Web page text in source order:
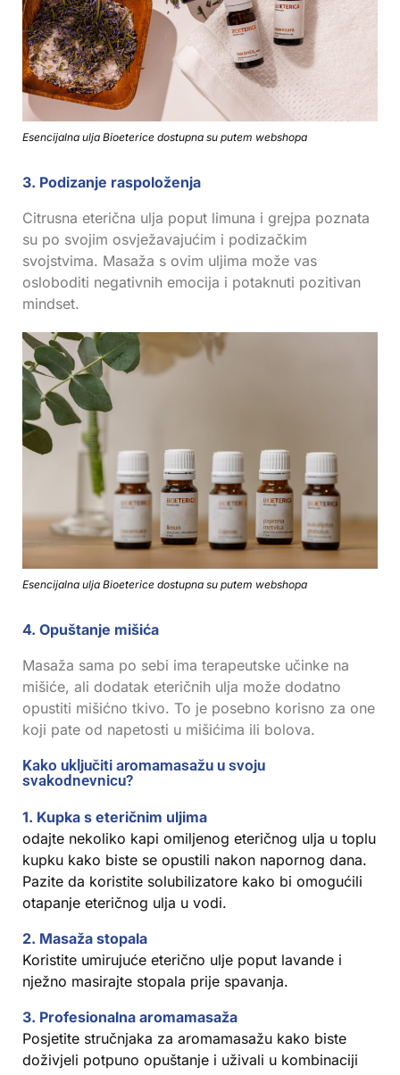
Esencijalna ulja Bioeterice dostupna su putem webshopa
3. Podizanje raspoloženja
Citrusna eterična ulja poput limuna i grejpa poznata
su po svojim osvježavajućim i podizačkim
svojstvima. Masaža s ovim uljima može vas
osloboditi negativnih emocija i potaknuti pozitivan
mindset.
Esencijalna ulja Bioeterice dostupna su putem webshopa
4. Opuštanje mišića
Masaža sama po sebi ima terapeutske učinke na
mišiće, ali dodatak eteričnih ulja može dodatno
opustiti mišićno tkivo. To je posebno korisno za one
koji pate od napetosti u mišićima ili bolova.
Kako uključiti aromamasažu u svoju
svakodnevnicu?
1. Kupka s eteričnim uljima
odajte nekoliko kapi omiljenog eteričnog ulja u toplu
kupku kako biste se opustili nakon napornog dana.
Pazite da koristite solubilizatore kako bi omogućili
otapanje eteričnog ulja u vodi.
2. Masaža stopala
Koristite umirujuće eterično ulje poput lavande i
nježno masirajte stopala prije spavanja.
3. Profesionalna aromamasaža
Posjetite stručnjaka za aromamasažu kako biste
doživjeli potpuno opuštanje i uživali u kombinaciji